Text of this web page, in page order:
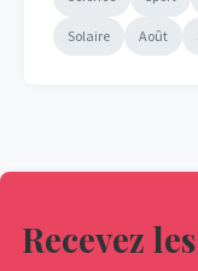
Solaire Août
Recevez